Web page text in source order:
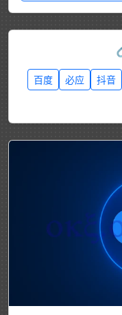
百度 必应 抖音